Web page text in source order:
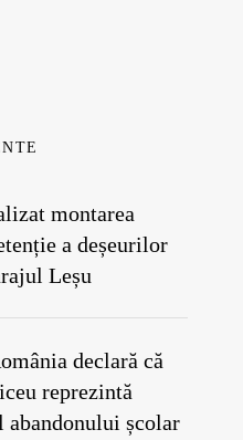
montarea
a deșeurilor
Leșu
declară că
reprezintă
școlar